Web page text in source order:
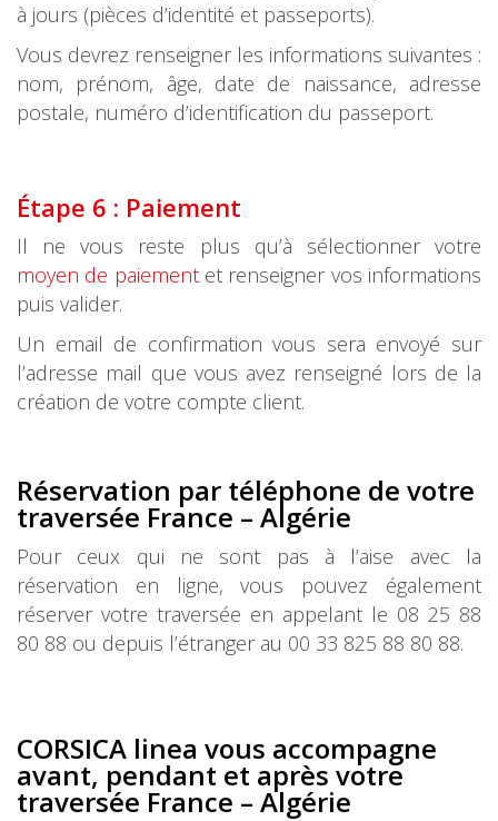
à jours (pièces d’identité et passeports).
Vous devrez renseigner les informations suivantes :
nom, prénom, âge, date de naissance, adresse
postale, numéro d’identification du passeport.
Étape 6 : Paiement
Il ne vous reste plus qu’à sélectionner votre
moyen de paiementet renseigner vos informations
puis valider.
Un email de confirmation vous sera envoyé sur
l’adresse mail que vous avez renseigné lors de la
création de votre compte client.
Réservation par téléphone de votre
traversée France – Algérie
Pour ceux qui ne sont pas à l’aise avec la
réservation en ligne, vous pouvez également
réserver votre traversée en appelant le 08 25 88
80 88 ou depuis l’étranger au 00 33 825 88 80 88.
CORSICA linea vous accompagne
avant, pendant et après votre
traversée France – Algérie